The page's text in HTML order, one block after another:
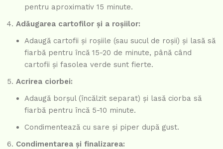
pentru aproximativ 15 minute.
Adăugarea cartofilor și a roșiilor:
Adaugă cartofii și roșiile (sau sucul de roșii) și lasă să
fiarbă pentru încă 15-20 de minute, până când
cartofii și fasolea verde sunt fierte.
Acrirea ciorbei:
Adaugă borșul (încălzit separat) și lasă ciorba să
fiarbă pentru încă 5-10 minute.
Condimentează cu sare și piper după gust.
Condimentarea și finalizarea: